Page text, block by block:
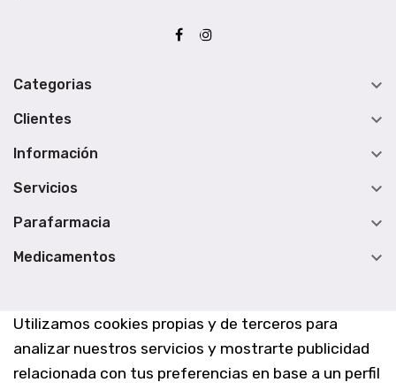
Utilizamos cookies propias y de terceros para
analizar nuestros servicios y mostrarte publicidad
relacionada con tus preferencias en base a un perfil
Categorias 
Clientes 
Información 
Servicios 
Parafarmacia 
Medicamentos 